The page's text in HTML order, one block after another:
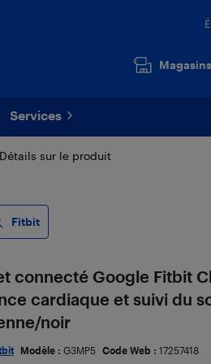
Magasins
Services
Détails sur le produit
Fitbit
connecté Google Fitbit
cardiaque et suivi du
noir
Modèle : G3MP5 Code Web : 17257418